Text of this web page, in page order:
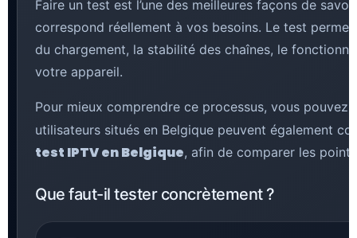
Faire un test est l’une des meilleures façons de
correspond réellement à vos besoins. Le test
du chargement, la stabilité des chaînes, le
votre appareil.
Pour mieux comprendre ce processus, vous
utilisateurs situés en Belgique peuvent également
test IPTV en Belgique, afin de comparer les
Que faut-il tester concrètement ?